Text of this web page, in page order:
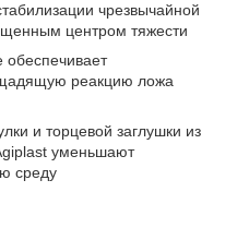
чрезвычайной
центром тяжести
реакцию ложа
и торцевой заглушки из
уменьшают
среду